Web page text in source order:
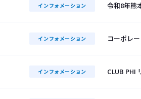
インフォメーション 令和8年熊
インフォメーション コーポレ
インフォメーション CLUB PHI